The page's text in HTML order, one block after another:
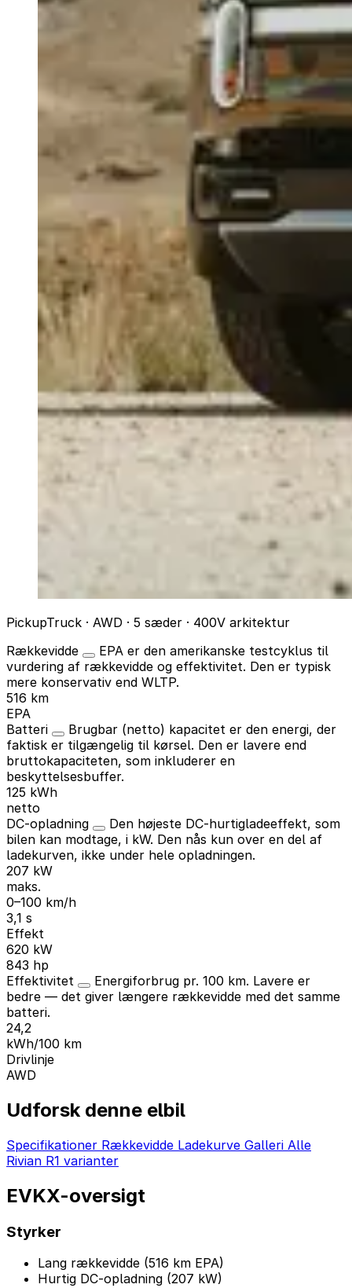
PickupTruck · AWD · 5 sæder · 400V arkitektur
Rækkevidde
EPA er den amerikanske testcyklus til
vurdering af rækkevidde og effektivitet. Den er typisk
mere konservativ end WLTP.
516 km
EPA
Batteri
Brugbar (netto) kapacitet er den energi, der
faktisk er tilgængelig til kørsel. Den er lavere end
bruttokapaciteten, som inkluderer en
beskyttelsesbuffer.
125 kWh
netto
DC-opladning
Den højeste DC-hurtigladeeffekt, som
bilen kan modtage, i kW. Den nås kun over en del af
ladekurven, ikke under hele opladningen.
207 kW
maks.
0–100 km/h
3,1 s
Effekt
620 kW
843 hp
Effektivitet
Energiforbrug pr. 100 km. Lavere er
bedre — det giver længere rækkevidde med det samme
batteri.
24,2
kWh/100 km
Drivlinje
AWD
Udforsk denne elbil
Specifikationer Rækkevidde Ladekurve Galleri Alle
Rivian R1 varianter
EVKX-oversigt
Styrker
Lang rækkevidde (516 km EPA)
Hurtig DC-opladning (207 kW)